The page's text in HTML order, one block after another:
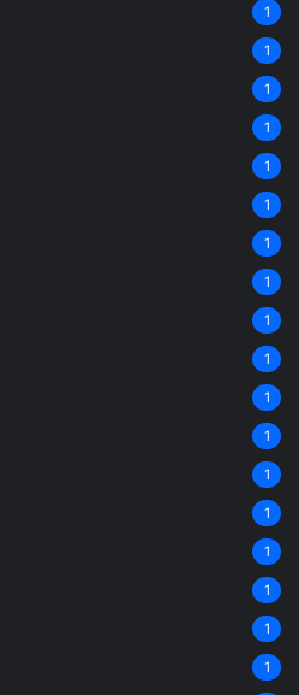
1
1
1
1
1
1
1
1
1
1
1
1
1
1
1
1
1
1